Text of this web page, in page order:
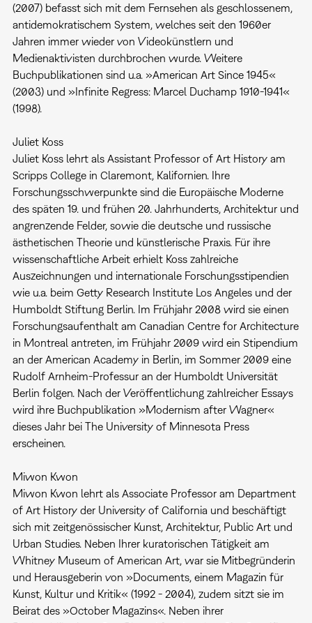
(2007) befasst sich mit dem Fernsehen als geschlossenem,
antidemokratischem System, welches seit den 1960er
Jahren immer wieder von Videokünstlern und
Medienaktivisten durchbrochen wurde. Weitere
Buchpublikationen sind u.a. »American Art Since 1945«
(2003) und »Infinite Regress: Marcel Duchamp 1910-1941«
(1998).
Juliet Koss
Juliet Koss lehrt als Assistant Professor of Art History am
Scripps College in Claremont, Kalifornien. Ihre
Forschungsschwerpunkte sind die Europäische Moderne
des späten 19. und frühen 20. Jahrhunderts, Architektur und
angrenzende Felder, sowie die deutsche und russische
ästhetischen Theorie und künstlerische Praxis. Für ihre
wissenschaftliche Arbeit erhielt Koss zahlreiche
Auszeichnungen und internationale Forschungsstipendien
wie u.a. beim Getty Research Institute Los Angeles und der
Humboldt Stiftung Berlin. Im Frühjahr 2008 wird sie einen
Forschungsaufenthalt am Canadian Centre for Architecture
in Montreal antreten, im Frühjahr 2009 wird ein Stipendium
an der American Academy in Berlin, im Sommer 2009 eine
Rudolf Arnheim-Professur an der Humboldt Universität
Berlin folgen. Nach der Veröffentlichung zahlreicher Essays
wird ihre Buchpublikation »Modernism after Wagner«
dieses Jahr bei The University of Minnesota Press
erscheinen.
Miwon Kwon
Miwon Kwon lehrt als Associate Professor am Department
of Art History der University of California und beschäftigt
sich mit zeitgenössischer Kunst, Architektur, Public Art und
Urban Studies. Neben Ihrer kuratorischen Tätigkeit am
Whitney Museum of American Art, war sie Mitbegründerin
und Herausgeberin von »Documents, einem Magazin für
Kunst, Kultur und Kritik« (1992 - 2004), zudem sitzt sie im
Beirat des »October Magazins«. Neben ihrer